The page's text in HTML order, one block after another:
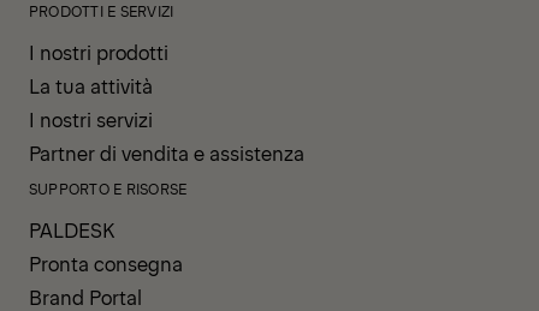
PRODOTTI E SERVIZI
I nostri prodotti
La tua attività
I nostri servizi
Partner di vendita e assistenza
SUPPORTO E RISORSE
PALDESK
Pronta consegna
Brand Portal